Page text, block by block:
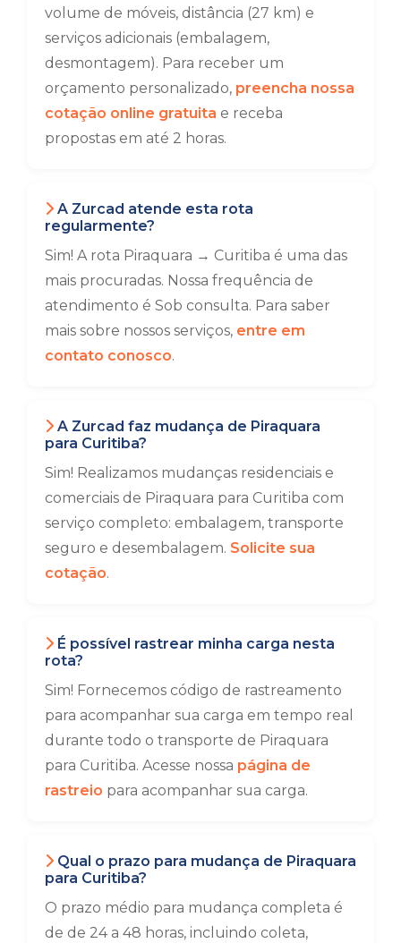
volume de móveis, distância (27 km) e
serviços adicionais (embalagem,
desmontagem). Para receber um
orçamento personalizado, preencha nossa
cotação online gratuita e receba
propostas em até 2 horas.
A Zurcad atende esta rota
regularmente?
Sim! A rota Piraquara → Curitiba é uma das
mais procuradas. Nossa frequência de
atendimento é Sob consulta. Para saber
mais sobre nossos serviços, entre em
contato conosco.
A Zurcad faz mudança de Piraquara
para Curitiba?
Sim! Realizamos mudanças residenciais e
comerciais de Piraquara para Curitiba com
serviço completo: embalagem, transporte
seguro e desembalagem. Solicite sua
cotação.
É possível rastrear minha carga nesta
rota?
Sim! Fornecemos código de rastreamento
para acompanhar sua carga em tempo real
durante todo o transporte de Piraquara
para Curitiba. Acesse nossa página de
rastreio para acompanhar sua carga.
Qual o prazo para mudança de Piraquara
para Curitiba?
O prazo médio para mudança completa é
de de 24 a 48 horas, incluindo coleta,